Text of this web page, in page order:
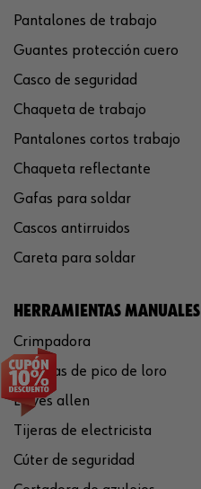
Pantalones de trabajo
Guantes protección cuero
Casco de seguridad
Chaqueta de trabajo
Pantalones cortos trabajo
Chaqueta reflectante
Gafas para soldar
Cascos antirruidos
Careta para soldar
HERRAMIENTAS MANUALES
Crimpadora
Tenazas de pico de loro
Llaves allen
Tijeras de electricista
Cúter de seguridad